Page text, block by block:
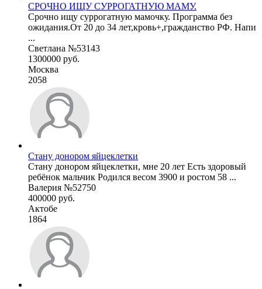
СРОЧНО ИЩУ СУРРОГАТНУЮ МАМУ.
Срочно ищу суррогатную мамочку. Программа без
ожидания.От 20 до 34 лет,кровь+,гражданство РФ. Напи
...
Светлана №53143
1300000 руб.
Москва
2058
Стану донором яйцеклетки
Стану донором яйцеклетки, мне 20 лет Есть здоровый
ребёнок мальчик Родился весом 3900 и ростом 58 ...
Валерия №52750
400000 руб.
Актобе
1864